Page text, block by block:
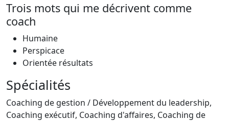
Trois mots qui me décrivent comme
coach
Humaine
Perspicace
Orientée résultats
Spécialités
Coaching de gestion / Développement du leadership,
Coaching exécutif, Coaching d'affaires, Coaching de